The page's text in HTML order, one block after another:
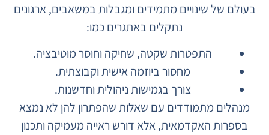
בעולם של שינויים מתמידים ומגבלות במשאבים, ארגונים
נתקלים באתגרים כמו:
התפטרות שקטה, שחיקה וחוסר מוטיבציה.
מחסור ביוזמה אישית וקבוצתית.
צורך בגמישות ניהולית וחדשנות.
מנהלים מתמודדים עם שאלות שהפתרון להן לא נמצא
בספרות האקדמאית, אלא דורש ראייה מעמיקה ותכנון